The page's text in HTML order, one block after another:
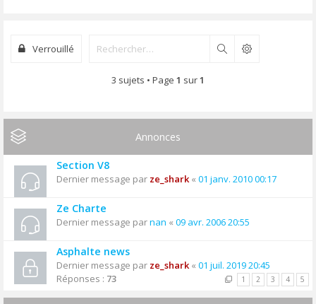
Verrouillé Rechercher
3 sujets • Page 1 sur1
Annonces
Section V8
Dernier message par ze_shark« 01 janv. 2010 00:17
Ze Charte
Dernier message parnan « 09 avr. 2006 20:55
Asphalte news
Dernier message par ze_shark« 01 juil. 2019 20:45
Réponses : 73 1 2 3 4 5